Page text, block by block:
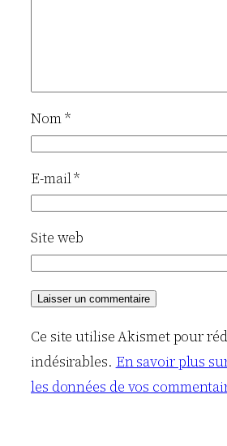
Nom*
E-mail*
Site web
Ce site utilise Akismet pour
indésirables. En savoir plus
les données de vos